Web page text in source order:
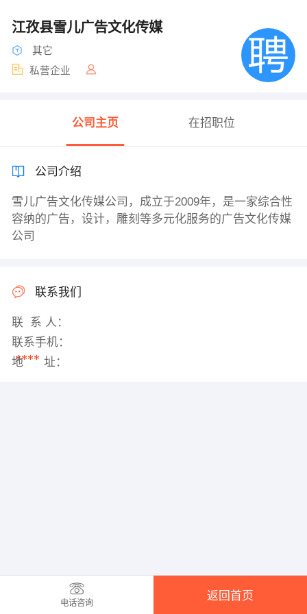
江孜县雪儿广告文化传媒
其它
私营企业
公司主页 在招职位
公司介绍
雪儿广告文化传媒公司，成立于2009年，是一家综合性
容纳的广告，设计，雕刻等多元化服务的广告文化传媒
公司
联系我们
联 系 人：
联系手机：
****
地 址：
电话咨询
返回首页